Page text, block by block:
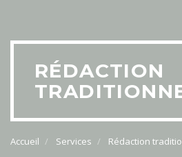
RÉDACTION
Accueil Services Rédaction